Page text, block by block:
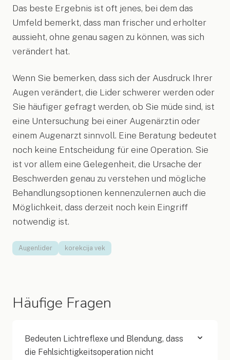
Das beste Ergebnis ist oft jenes, bei dem das
Umfeld bemerkt, dass man frischer und erholter
aussieht, ohne genau sagen zu können, was sich
verändert hat.
Wenn Sie bemerken, dass sich der Ausdruck Ihrer
Augen verändert, die Lider schwerer werden oder
Sie häufiger gefragt werden, ob Sie müde sind, ist
eine Untersuchung bei einer Augenärztin oder
einem Augenarzt sinnvoll. Eine Beratung bedeutet
noch keine Entscheidung für eine Operation. Sie
ist vor allem eine Gelegenheit, die Ursache der
Beschwerden genau zu verstehen und mögliche
Behandlungsoptionen kennenzulernen auch die
Möglichkeit, dass derzeit noch kein Eingriff
notwendig ist.
Augenlider korekcija vek
Häufige Fragen
Bedeuten Lichtreflexe und Blendung, dass
die Fehlsichtigkeitsoperation nicht